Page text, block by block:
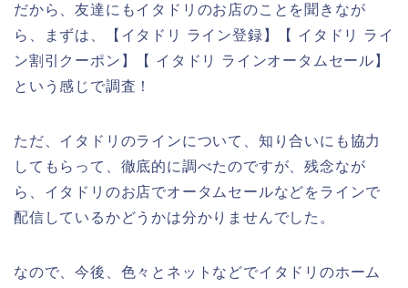
だから、友達にもイタドリのお店のことを聞きなが
ら、まずは、【イタドリ ライン登録】【 イタドリ ライ
ン割引クーポン】【 イタドリ ラインオータムセール】
という感じで調査！
ただ、イタドリのラインについて、知り合いにも協力
してもらって、徹底的に調べたのですが、残念なが
ら、イタドリのお店でオータムセールなどをラインで
配信しているかどうかは分かりませんでした。
なので、今後、色々とネットなどでイタドリのホーム